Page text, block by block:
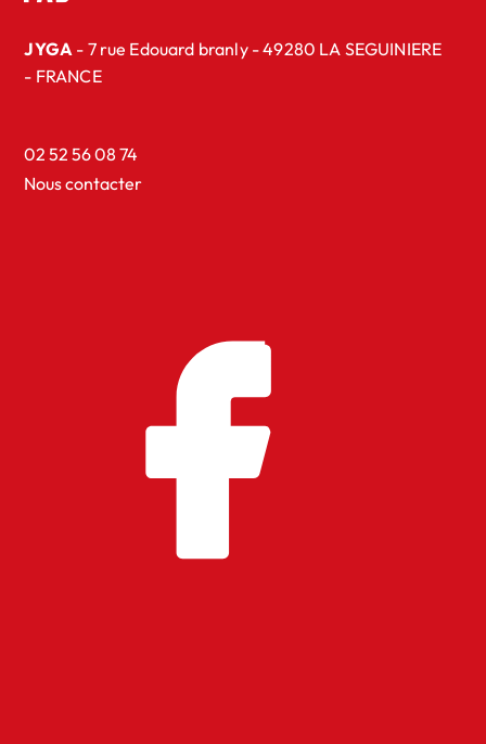
JYGA - 7 rue Edouard branly - 49280 LA SEGUINIERE
- FRANCE
02 52 56 08 74
Nous contacter